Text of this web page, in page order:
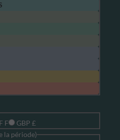
F
GBP £
la période)